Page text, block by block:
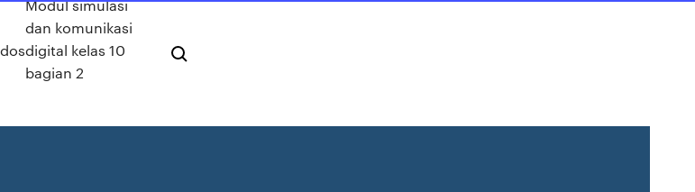
Modul simulasi
dan komunikasi
digital kelas 10
bagian 2